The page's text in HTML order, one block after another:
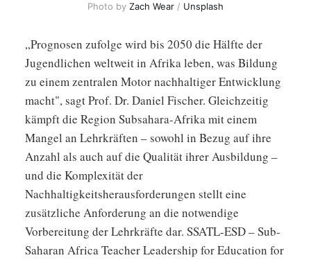
Photo by Zach Wear / Unsplash
„Prognosen zufolge wird bis 2050 die Hälfte der
Jugendlichen weltweit in Afrika leben, was Bildung
zu einem zentralen Motor nachhaltiger Entwicklung
macht", sagt Prof. Dr. Daniel Fischer. Gleichzeitig
kämpft die Region Subsahara-Afrika mit einem
Mangel an Lehrkräften – sowohl in Bezug auf ihre
Anzahl als auch auf die Qualität ihrer Ausbildung –
und die Komplexität der
Nachhaltigkeitsherausforderungen stellt eine
zusätzliche Anforderung an die notwendige
Vorbereitung der Lehrkräfte dar. SSATL-ESD – Sub-
Saharan Africa Teacher Leadership for Education for